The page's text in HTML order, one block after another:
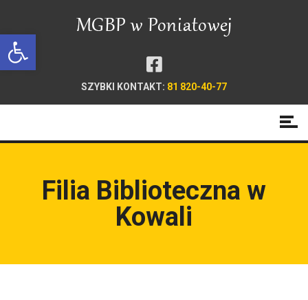
Open toolbar
SZYBKI KONTAKT: 81 820-40-77
Filia Biblioteczna w
Kowali